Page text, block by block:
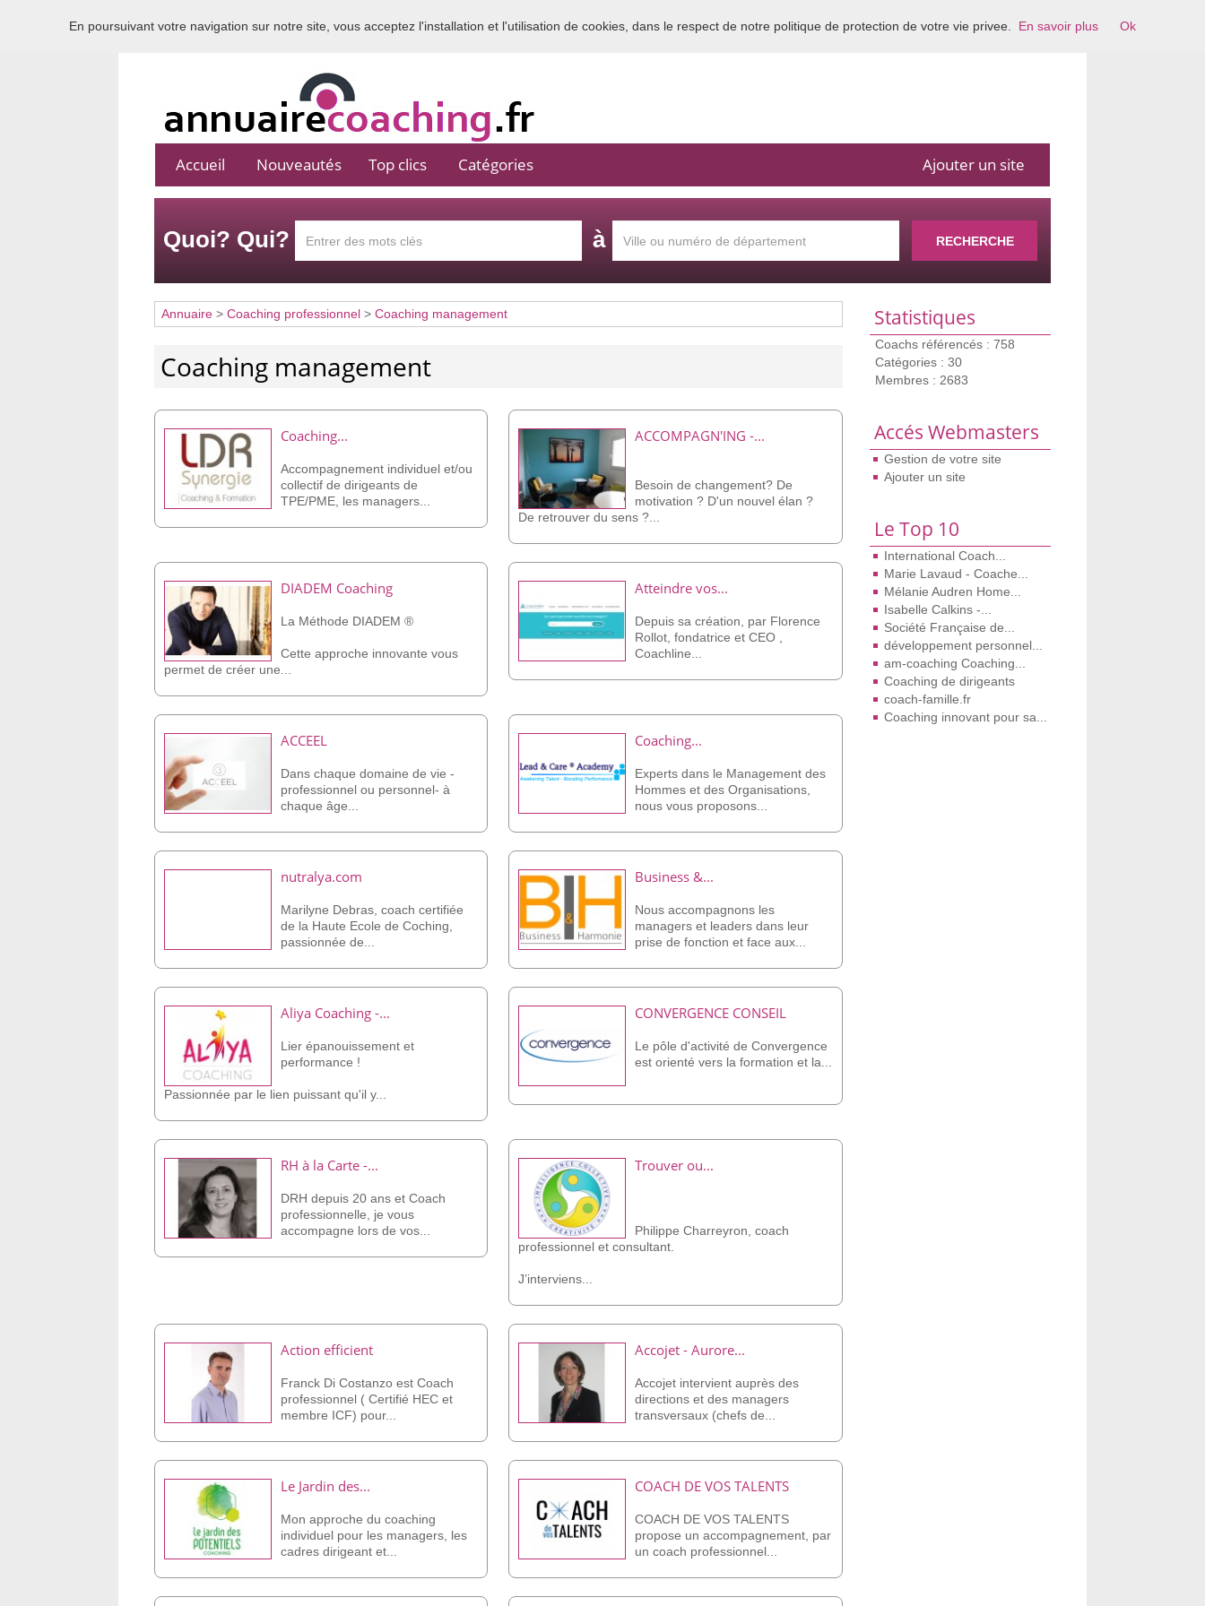
Bienvenue sur l'annuaire du coaching en France
Accueil Nouveautés Top clics Catégories Ajouter un site
Quoi? Qui? à RECHERCHE
Statistiques
Coachs référencés : 758
Catégories : 30
Membres : 2683
Accés Webmasters
Gestion de votre site
Ajouter un site
Le Top 10
International Coach...
Marie Lavaud - Coache...
Mélanie Audren Home...
Isabelle Calkins -...
Société Française de...
développement personnel...
am-coaching Coaching...
Coaching de dirigeants
coach-famille.fr
Coaching innovant pour sa...
Annuaire > Coaching professionnel > Coaching management
Coaching management
Coaching...
Accompagnement individuel et/ou
collectif de dirigeants de
TPE/PME, les managers...
ACCOMPAGN'ING -...
Besoin de changement? De
motivation ? D'un nouvel élan ?
De retrouver du sens ?...
DIADEM Coaching
La Méthode DIADEM ®
Cette approche innovante vous
permet de créer une...
Atteindre vos...
Depuis sa création, par Florence
Rollot, fondatrice et CEO ,
Coachline...
ACCEEL
Dans chaque domaine de vie -
professionnel ou personnel- à
chaque âge...
Coaching...
Experts dans le Management des
Hommes et des Organisations,
nous vous proposons...
nutralya.com
Marilyne Debras, coach certifiée
de la Haute Ecole de Coching,
passionnée de...
Business &...
Nous accompagnons les
managers et leaders dans leur
prise de fonction et face aux...
Aliya Coaching -...
Lier épanouissement et
performance !
Passionnée par le lien puissant qu'il y...
CONVERGENCE CONSEIL
Le pôle d'activité de Convergence
est orienté vers la formation et la...
RH à la Carte -...
DRH depuis 20 ans et Coach
professionnelle, je vous
accompagne lors de vos...
Trouver ou...
Philippe Charreyron, coach
professionnel et consultant.
J’interviens...
Action efficient
Franck Di Costanzo est Coach
professionnel ( Certifié HEC et
membre ICF) pour...
Accojet - Aurore...
Accojet intervient auprès des
directions et des managers
transversaux (chefs de...
Le Jardin des...
Mon approche du coaching
individuel pour les managers, les
cadres dirigeant et...
COACH DE VOS TALENTS
COACH DE VOS TALENTS
propose un accompagnement, par
un coach professionnel...
En poursuivant votre navigation sur notre site, vous acceptez l'installation et l'utilisation de cookies, dans le respect de notre politique de protection de votre vie privee. En savoir plus Ok